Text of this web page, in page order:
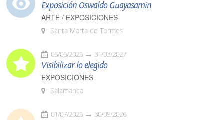
Exposición Oswaldo Guayasamín
ARTE / EXPOSICIONES
Santa Marta de Tormes
05/06/2026 31/03/2027
Visibilizar lo elegido
EXPOSICIONES
Salamanca
01/07/2026 30/09/2026